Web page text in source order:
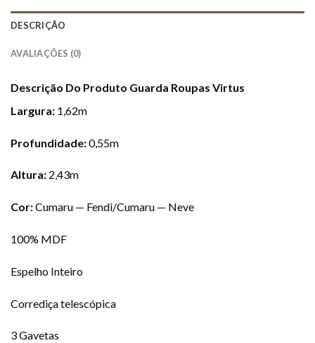
DESCRIÇÃO
AVALIAÇÕES (0)
Descrição Do Produto Guarda Roupas Virtus
Largura: 1,62m
Profundidade:0,55m
Altura: 2,43m
Cor:Cumaru — Fendi/Cumaru — Neve
100% MDF
Espelho Inteiro
Corrediça telescópica
3 Gavetas